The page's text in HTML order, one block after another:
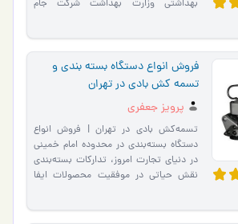
بهداشتی وزارت بهداشت شرکت جام
فروش انواع دستگاه بسته بندی و
تسمه کش بادی در تهران
پرویز جعفری
تسمه‌کش بادی در تهران | فروش انواع
دستگاه بسته‌بندی در محدوده امام خمینی
در دنیای تجارت امروز، تدارکات بسته‌بندی
نقش حیاتی در موفقیت محصولات ایفا